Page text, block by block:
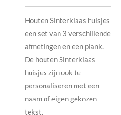
Houten Sinterklaas huisjes
een set van 3 verschillende
afmetingen en een plank.
De houten Sinterklaas
huisjes zijn ook te
personaliseren met een
naam of eigen gekozen
tekst.